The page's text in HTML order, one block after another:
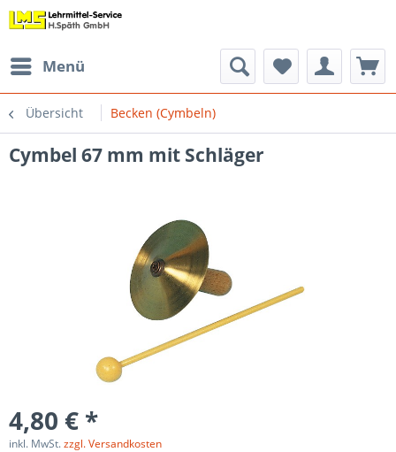
Menü
Übersicht Becken (Cymbeln)
Cymbel 67 mm mit Schläger
4,80 € *
inkl. MwSt.zzgl. Versandkosten